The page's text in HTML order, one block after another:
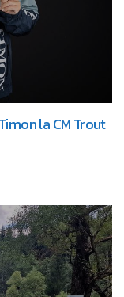
la CM Trout